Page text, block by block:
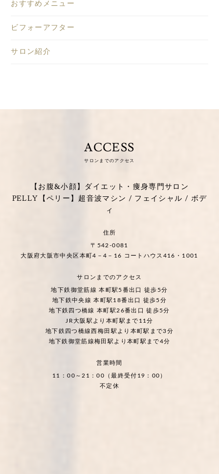
おすすめメニュー
ビフォーアフター
サロン紹介
ACCESS
サロンまでのアクセス
【お腹&小顔】ダイエット・痩身専門サロン
PELLY【ペリー】超音波マシン / フェイシャル / ボデ
ィ
住所
〒542-0081
大阪府大阪市中央区本町4－4－16 コートハウス416・1001
サロンまでのアクセス
地下鉄御堂筋線 本町駅5番出口 徒歩5分
地下鉄中央線 本町駅18番出口 徒歩5分
地下鉄四つ橋線 本町駅26番出口 徒歩5分
JR大阪駅より本町駅まで11分
地下鉄四つ橋線西梅田駅より本町駅まで3分
地下鉄御堂筋線梅田駅より本町駅まで4分
営業時間
11：00～21：00（最終受付19：00）
不定休